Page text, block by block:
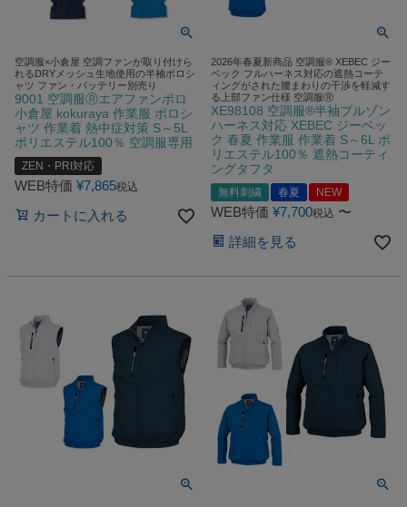
空調服×小倉屋 空調ファンが取り付けら
れるDRYメッシュ生地使用の半袖ポロシ
ャツ ファン・バッテリー別売り
9001 空調服Ⓡエアファンポロ
小倉屋 kokuraya 作業服 ポロシ
ャツ 作業着 熱中症対策 S～5L
ポリエステル100％ 空調服専用
ZEN・PRI対応
WEB特価 ¥7,865税込
カートに入れる
2026年春夏新商品 空調服® XEBEC ジー
ベック フルハーネス対応の遮熱コーテ
ィングがされた腰まわりの干渉を軽減す
る上部ファン仕様 空調服Ⓡ
XE98108 空調服®半袖ブルゾン
ハーネス対応 XEBEC ジーベッ
ク 春夏 作業服 作業着 S～6L ポ
リエステル100％ 遮熱コーティ
ングタフタ
無料刺繍 春夏 NEW
WEB特価 ¥7,700税込 〜
詳細を見る